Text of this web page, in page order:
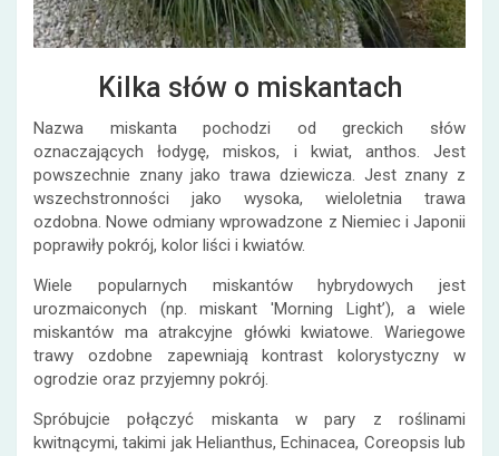
Kilka słów o miskantach
Nazwa miskanta pochodzi od greckich słów
oznaczających łodygę, miskos, i kwiat, anthos. Jest
powszechnie znany jako trawa dziewicza. Jest znany z
wszechstronności jako wysoka, wieloletnia trawa
ozdobna. Nowe odmiany wprowadzone z Niemiec i Japonii
poprawiły pokrój, kolor liści i kwiatów.
Wiele popularnych miskantów hybrydowych jest
urozmaiconych (np. miskant 'Morning Light’), a wiele
miskantów ma atrakcyjne główki kwiatowe. Wariegowe
trawy ozdobne zapewniają kontrast kolorystyczny w
ogrodzie oraz przyjemny pokrój.
Spróbujcie połączyć miskanta w pary z roślinami
kwitnącymi, takimi jak Helianthus, Echinacea, Coreopsis lub